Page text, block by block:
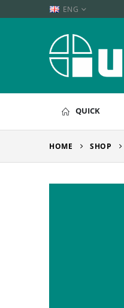
ENG
QUICK
HOME SHOP